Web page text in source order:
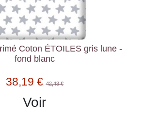
Coton ÉTOILES gris lune -
fond blanc
38,19 €42,43 €
Voir